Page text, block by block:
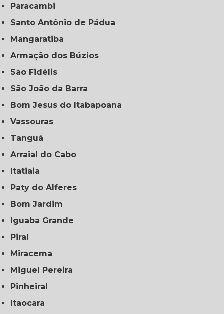
Paracambi
Santo Antônio de Pádua
Mangaratiba
Armação dos Búzios
São Fidélis
São João da Barra
Bom Jesus do Itabapoana
Vassouras
Tanguá
Arraial do Cabo
Itatiaia
Paty do Alferes
Bom Jardim
Iguaba Grande
Piraí
Miracema
Miguel Pereira
Pinheiral
Itaocara